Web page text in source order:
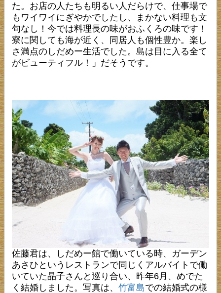
た。お店の人たちも明るい人だらけで、仕事場で
もワイワイにぎやかでしたし、まかない料理も文
句なし！今では料理長の味がおふくろの味です！
寮に関しても海が近く、同居人も個性豊か。楽し
さ満点のしだめー生活でした。島は目に入る全て
がビューティフル！」だそうです。
佐藤君は、しだめー館で働いている時、ガーデン
あさひというレストランで同じくアルバイトで働
いていた晶子さんと巡り合い、昨年6月、めでた
く結婚しました。写真は、 竹富島での結婚式の様